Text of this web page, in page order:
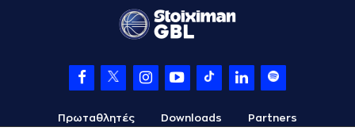
Πρωταθλητές Downloads Partners